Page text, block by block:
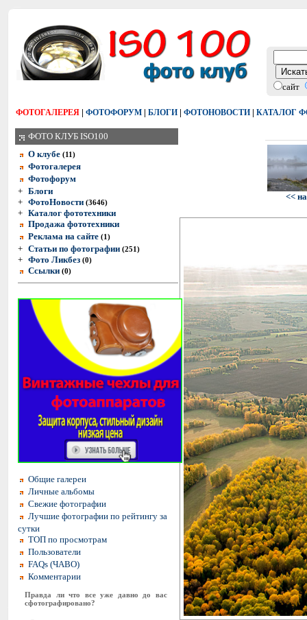
сайт
ФОТОГАЛЕРЕЯ | ФОТОФОРУМ | БЛОГИ | ФОТОНОВОСТИ | КАТАЛОГ
ФОТО КЛУБ ISO100
О клубе (11)
Фотогалерея
Фотофорум
+ Блоги
+ ФотоНовости (3646)
+ Каталог фототехники
Продажа фототехники
Реклама на сайте (1)
+ Статьи по фотографии (251)
+ Фото Ликбез (0)
Ссылки (0)
Общие галереи
Личные альбомы
Свежие фотографии
Лучшие фотографии по рейтингу за
сутки
ТОП по просмотрам
Пользователи
FAQs (ЧАВО)
Комментарии
Правда ли что все уже давно до вас
сфотографировано?
<<